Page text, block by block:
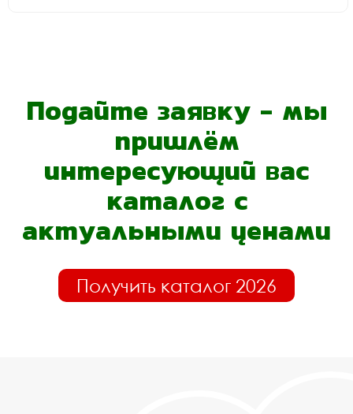
Подайте заявку - мы
пришлём
интересующий вас
каталог с
актуальными ценами
Получить каталог 2026